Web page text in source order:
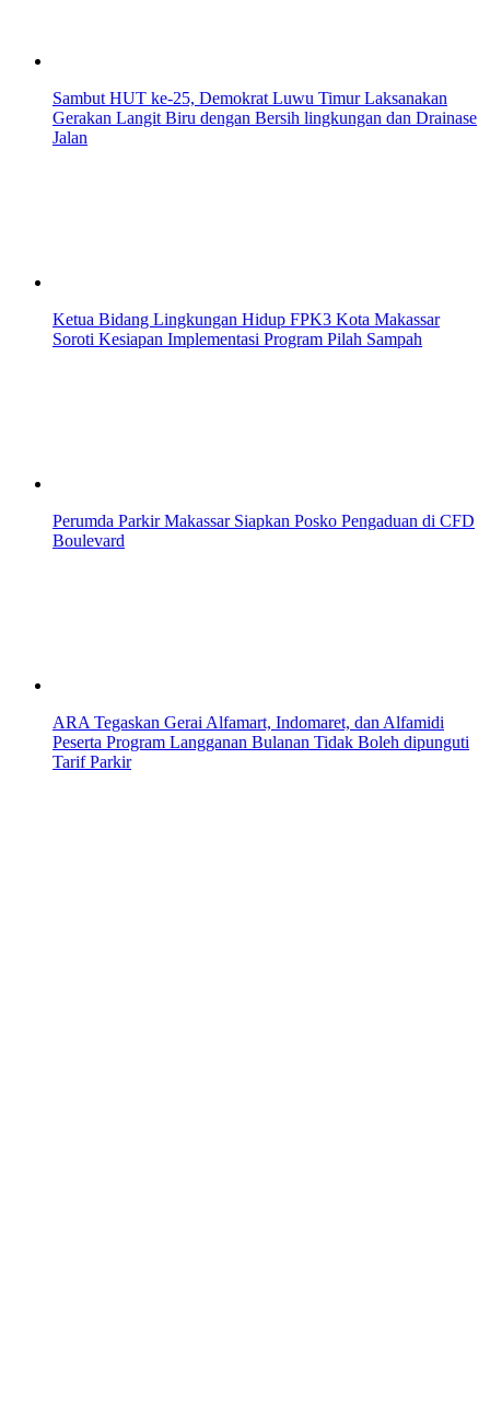
Sambut HUT ke-25, Demokrat Luwu Timur Laksanakan
Gerakan Langit Biru dengan Bersih lingkungan dan Drainase
Jalan
Ketua Bidang Lingkungan Hidup FPK3 Kota Makassar
Soroti Kesiapan Implementasi Program Pilah Sampah
Perumda Parkir Makassar Siapkan Posko Pengaduan di CFD
Boulevard
ARA Tegaskan Gerai Alfamart, Indomaret, dan Alfamidi
Peserta Program Langganan Bulanan Tidak Boleh dipunguti
Tarif Parkir